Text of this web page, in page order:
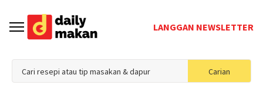
LANGGAN NEWSLETTER
Carian
for: